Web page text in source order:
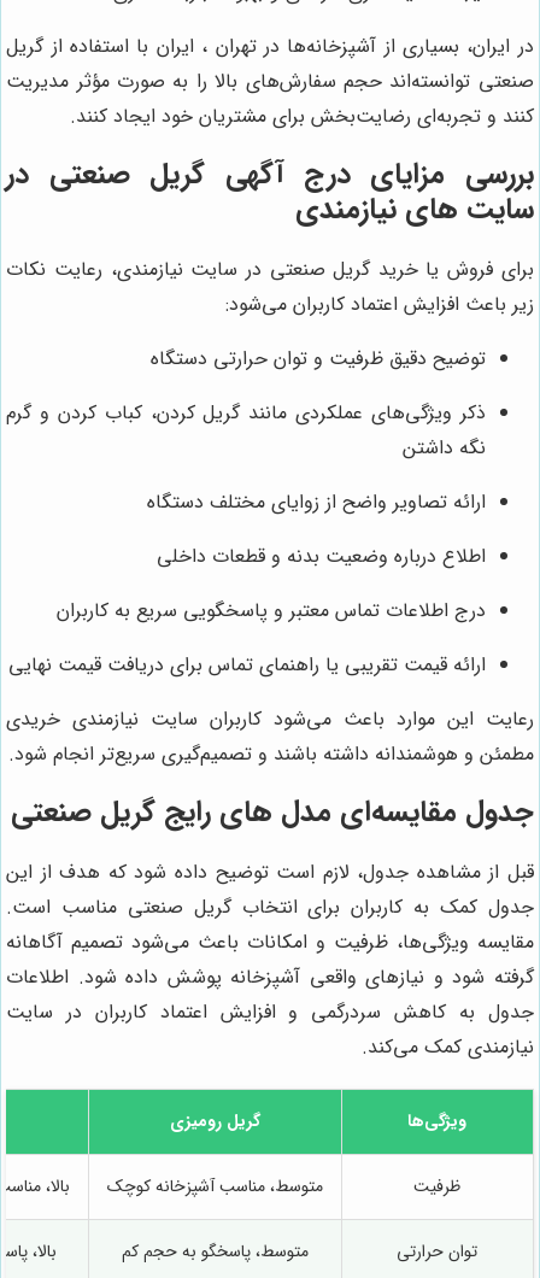
در ایران، بسیاری از آشپزخانه‌ها در تهران ، ایران با استفاده از گریل
صنعتی توانسته‌اند حجم سفارش‌های بالا را به صورت مؤثر مدیریت
کنند و تجربه‌ای رضایت‌بخش برای مشتریان خود ایجاد کنند.
بررسی مزایای درج آگهی گریل صنعتی در
سایت های نیازمندی
برای فروش یا خرید گریل صنعتی در سایت نیازمندی، رعایت نکات
زیر باعث افزایش اعتماد کاربران می‌شود:
توضیح دقیق ظرفیت و توان حرارتی دستگاه
ذکر ویژگی‌های عملکردی مانند گریل کردن، کباب کردن و گرم
نگه داشتن
ارائه تصاویر واضح از زوایای مختلف دستگاه
اطلاع درباره وضعیت بدنه و قطعات داخلی
درج اطلاعات تماس معتبر و پاسخگویی سریع به کاربران
ارائه قیمت تقریبی یا راهنمای تماس برای دریافت قیمت نهایی
رعایت این موارد باعث می‌شود کاربران سایت نیازمندی خریدی
مطمئن و هوشمندانه داشته باشند و تصمیم‌گیری سریع‌تر انجام شود.
جدول مقایسه‌ای مدل های رایج گریل صنعتی
قبل از مشاهده جدول، لازم است توضیح داده شود که هدف از این
جدول کمک به کاربران برای انتخاب گریل صنعتی مناسب است.
مقایسه ویژگی‌ها، ظرفیت و امکانات باعث می‌شود تصمیم آگاهانه
گرفته شود و نیازهای واقعی آشپزخانه پوشش داده شود. اطلاعات
جدول به کاهش سردرگمی و افزایش اعتماد کاربران در سایت
نیازمندی کمک می‌کند.
ویژگی‌ها گریل رومیزی
ظرفیت متوسط، مناسب آشپزخانه کوچک بالا،
توان حرارتی متوسط، پاسخگو به حجم کم بالا،